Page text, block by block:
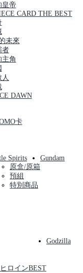
皇帝
CARD THE BEST
未來
者
主角
人
DAWN
卡
Spirits
原盒/原箱
預組
特別商品
Gundam
ロインBEST
Godzilla